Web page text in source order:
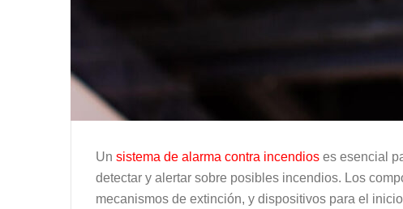
Un sistema de alarma contra incendios es esencial
detectar y alertar sobre posibles incendios. Los
mecanismos de extinción, y dispositivos para el